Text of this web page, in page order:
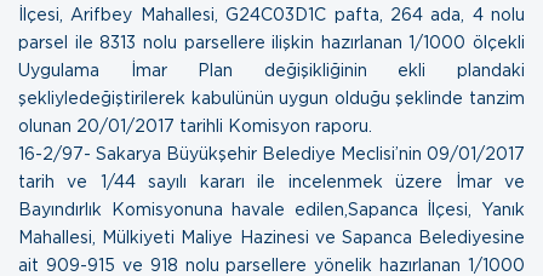
İlçesi, Arifbey Mahallesi, G24C03D1C pafta, 264 ada, 4 nolu
parsel ile 8313 nolu parsellere ilişkin hazırlanan 1/1000 ölçekli
Uygulama İmar Plan değişikliğinin ekli plandaki
şekliyledeğiştirilerek kabulünün uygun olduğu şeklinde tanzim
olunan 20/01/2017 tarihli Komisyon raporu.
16- 2/97- Sakarya Büyükşehir Belediye Meclisi’nin 09/01/2017
tarih ve 1/44 sayılı kararı ile incelenmek üzere İmar ve
Bayındırlık Komisyonuna havale edilen,Sapanca İlçesi, Yanık
Mahallesi, Mülkiyeti Maliye Hazinesi ve Sapanca Belediyesine
ait 909-915 ve 918 nolu parsellere yönelik hazırlanan 1/1000